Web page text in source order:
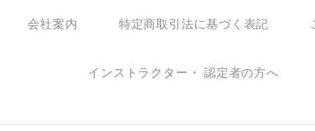
会社案内 特定商取引法に基づく表記
インストラクター・ 認定者の方へ